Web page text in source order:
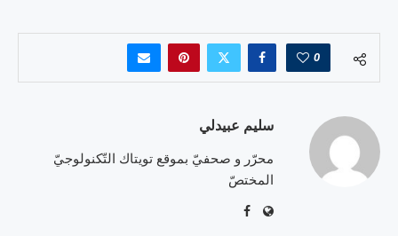
0
سليم عبيدلي
محرّر و صحفيّ بموقع تويتاك التّكنولوجيّ
المختصّ